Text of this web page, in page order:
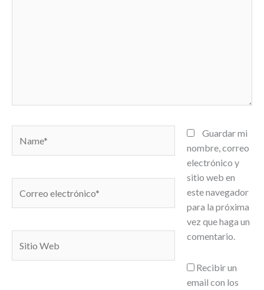
electrónico*
Web
Guardar mi
nombre, correo
electrónico y
sitio web en
este navegador
para la próxima
vez que haga un
comentario.
Recibir un
email con los